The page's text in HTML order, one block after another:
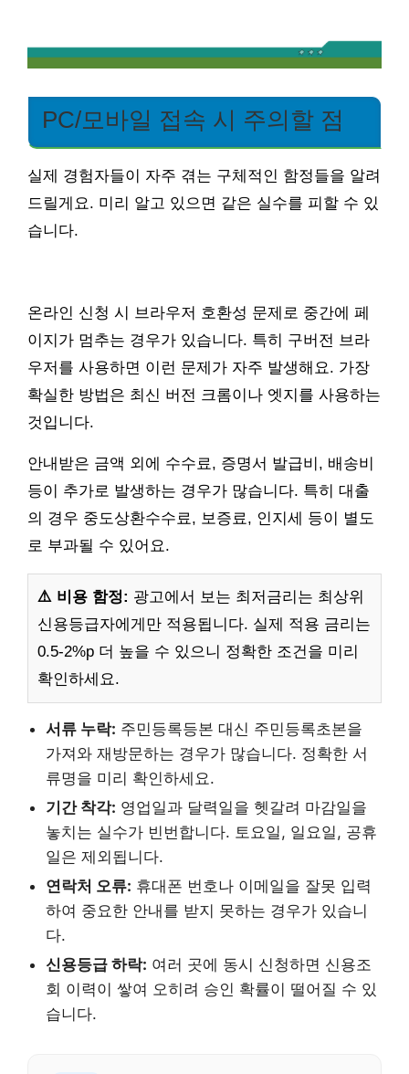
PC/모바일 접속 시 주의할 점
실제 경험자들이 자주 겪는 구체적인 함정들을 알려
드릴게요. 미리 알고 있으면 같은 실수를 피할 수 있
습니다.
온라인 신청 시 브라우저 호환성 문제로 중간에 페
이지가 멈추는 경우가 있습니다. 특히 구버전 브라
우저를 사용하면 이런 문제가 자주 발생해요. 가장
확실한 방법은 최신 버전 크롬이나 엣지를 사용하는
것입니다.
안내받은 금액 외에 수수료, 증명서 발급비, 배송비
등이 추가로 발생하는 경우가 많습니다. 특히 대출
의 경우 중도상환수수료, 보증료, 인지세 등이 별도
로 부과될 수 있어요.
⚠️ 비용 함정: 광고에서 보는 최저금리는 최상위
신용등급자에게만 적용됩니다. 실제 적용 금리는
0.5-2%p 더 높을 수 있으니 정확한 조건을 미리
확인하세요.
서류 누락: 주민등록등본 대신 주민등록초본을
가져와 재방문하는 경우가 많습니다. 정확한 서
류명을 미리 확인하세요.
기간 착각: 영업일과 달력일을 헷갈려 마감일을
놓치는 실수가 빈번합니다. 토요일, 일요일, 공휴
일은 제외됩니다.
연락처 오류: 휴대폰 번호나 이메일을 잘못 입력
하여 중요한 안내를 받지 못하는 경우가 있습니
다.
신용등급 하락: 여러 곳에 동시 신청하면 신용조
회 이력이 쌓여 오히려 승인 확률이 떨어질 수 있
습니다.